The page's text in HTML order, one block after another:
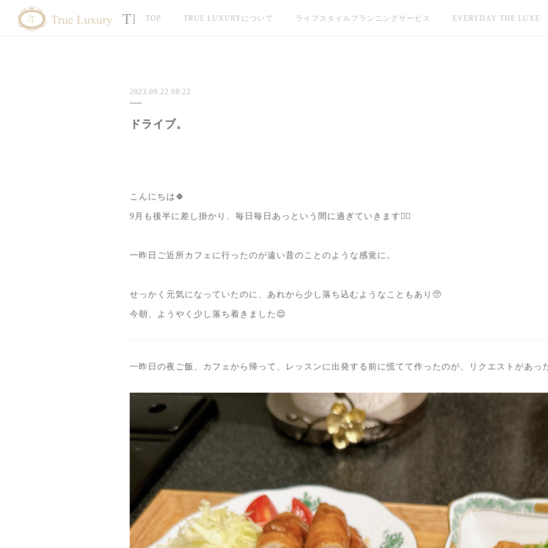
TRUE LUXURY
TOP TRUE LUXURYについて ライフスタイルプランニングサービス EVERYDAY THE LUXE
2023.09.22 08:22
ドライブ。
こんにちは🍀
9月も後半に差し掛かり、毎日毎日あっという間に過ぎていきます😵‍💫
一昨日ご近所カフェに行ったのが遠い昔のことのような感覚に。
せっかく元気になっていたのに、あれから少し落ち込むようなこともあり🥺
今朝、ようやく少し落ち着きました😌
一昨日の夜ご飯、カフェから帰って、レッスンに出発する前に慌てて作ったのが、リクエストがあっ